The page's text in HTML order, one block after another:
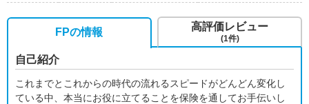
FPの情報
自己紹介
これまでとこれからの時代の流れるスピードがどんどん変化し
ている中、本当にお役に立てることを保険を通してお手伝いし
高評価レビュー
(1件)